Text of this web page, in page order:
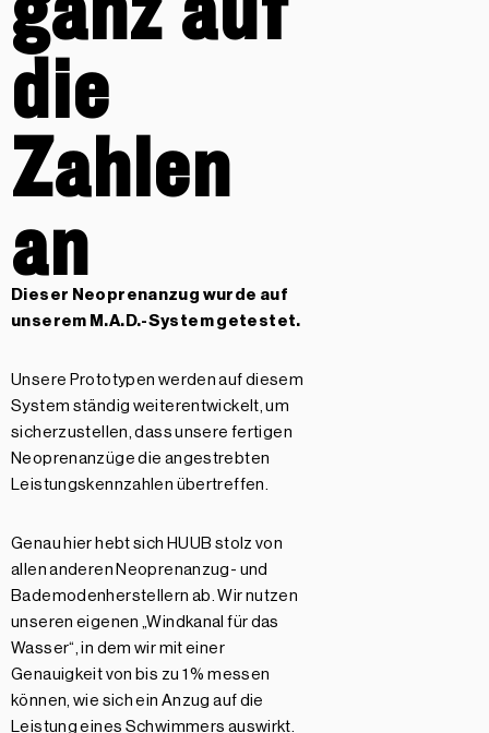
die
Zahlen
an
Dieser Neoprenanzug wurde auf
unserem M.A.D.-System getestet.
Unsere Prototypen werden auf diesem
System ständig weiterentwickelt, um
sicherzustellen, dass unsere fertigen
Neoprenanzüge die angestrebten
Leistungskennzahlen übertreffen.
Genau hier hebt sich HUUB stolz von
allen anderen Neoprenanzug- und
Bademodenherstellern ab. Wir nutzen
unseren eigenen „Windkanal für das
Wasser“, in dem wir mit einer
Genauigkeit von bis zu 1 % messen
können, wie sich ein Anzug auf die
Leistung eines Schwimmers auswirkt.